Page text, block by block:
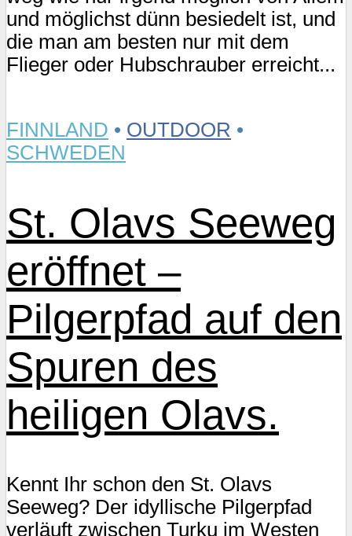
und möglichst dünn besiedelt ist, und
die man am besten nur mit dem
Flieger oder Hubschrauber erreicht...
FINNLAND • OUTDOOR •
SCHWEDEN
St. Olavs Seeweg
eröffnet –
Pilgerpfad auf den
Spuren des
heiligen Olavs.
Kennt Ihr schon den St. Olavs
Seeweg? Der idyllische Pilgerpfad
verläuft zwischen Turku im Westen